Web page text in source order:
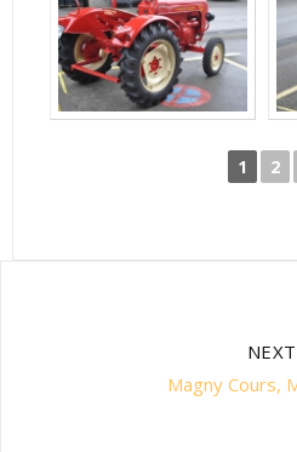
1 2
NEXT
Magny Cours,